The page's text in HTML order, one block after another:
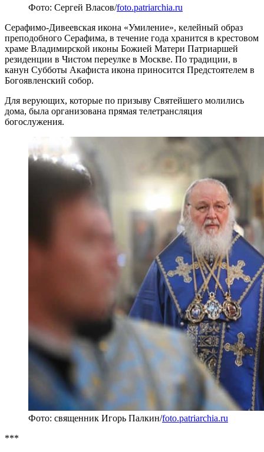
Фото: Сергей Власов/foto.patriarchia.ru
Серафимо-Дивеевская икона «Умиление», келейный образ
преподобного Серафима, в течение года хранится в крестовом
храме Владимирской иконы Божией Матери Патриаршей
резиденции в Чистом переулке в Москве. По традиции, в
канун Субботы Акафиста икона приносится Предстоятелем в
Богоявленский собор.
Для верующих, которые по призыву Святейшего молились
дома, была организована прямая телетрансляция
богослужения.
Фото: священник Игорь Палкин/foto.patriarchia.ru
***